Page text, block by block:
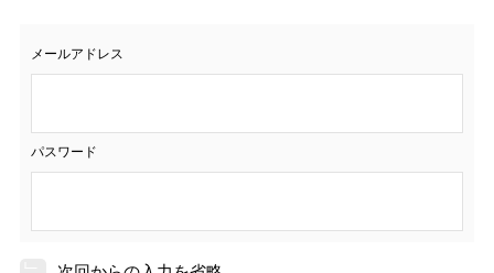
メールアドレス
パスワード